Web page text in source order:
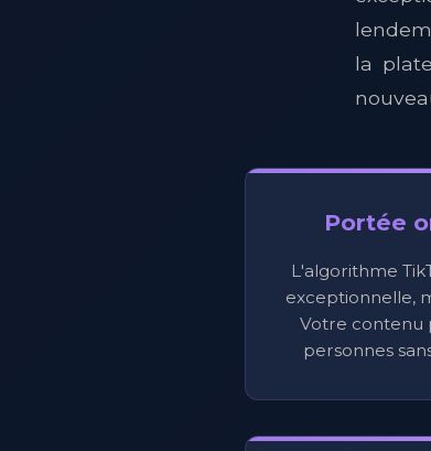
la
Portée
L'algorithme
exceptionnelle,
Votre contenu
personnes